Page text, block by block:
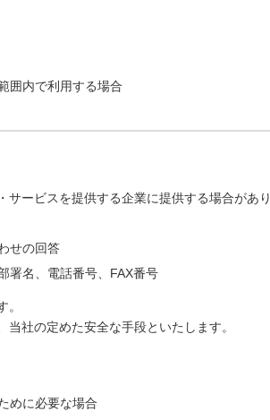
囲内で利用する場合
ービスを提供する企業に提供する場合があり
せの回答
署名、電話番号、FAX番号
社の定めた安全な手段といたします。
めに必要な場合